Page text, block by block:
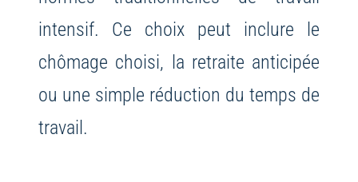
intensif. Ce choix peut inclure le
chômage choisi, la retraite anticipée
ou une simple réduction du temps de
travail.